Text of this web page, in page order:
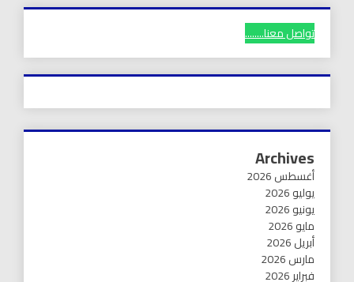
تواصل معنا........
Archives
أغسطس 2026
يوليو 2026
يونيو 2026
مايو 2026
أبريل 2026
مارس 2026
فبراير 2026